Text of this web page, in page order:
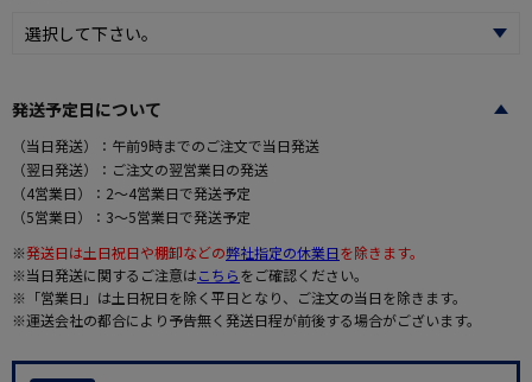
発送予定日について
（当日発送）：午前9時までのご注文で当日発送
（翌日発送）：ご注文の翌営業日の発送
（4営業日）：2～4営業日で発送予定
（5営業日）：3～5営業日で発送予定
※発送日は土日祝日や棚卸などの弊社指定の休業日を除きます。
※当日発送に関するご注意はこちらをご確認ください。
※「営業日」は土日祝日を除く平日となり、ご注文の当日を除きます。
※運送会社の都合により予告無く発送日程が前後する場合がございます。